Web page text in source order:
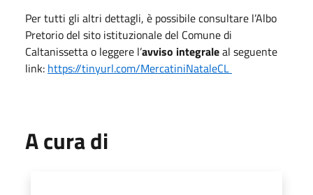
Per tutti gli altri dettagli, è possibile consultare l’Albo
Pretorio del sito istituzionale del Comune di
Caltanissetta o leggere l’avviso integraleal seguente
link: https://tinyurl.com/MercatiniNataleCL
A cura di